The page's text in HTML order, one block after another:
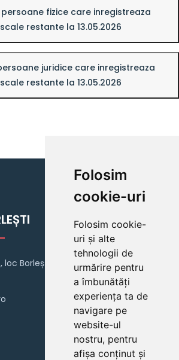
Folosim
cookie-uri
Folosim cookie-
uri și alte
tehnologii de
urmărire pentru
a îmbunătăți
experiența ta de
navigare pe
website-ul
nostru, pentru
afișa conținut și
fizice care inregistreaza
restante la 13.05.2026
juridice care inregistreaza
restante la 13.05.2026
Borlești